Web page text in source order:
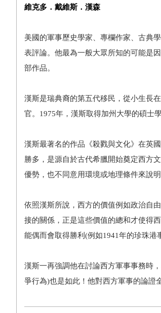
維克多．戴維斯．漢森
美國的軍事歷史學家、專欄作家、古典
表評論。他最為一般大眾所知的可能是因
部作品。
漢斯是瑞典裔的第五代移民，從小生長
官。1975年，漢斯取得加州大學的碩士
漢斯最著名的作品《殺戮與文化》在英
勝多，是源自於古代希臘開始奠定西方
優勢，也不同意用環境或地理條件來說
依照漢斯所說，西方的價值例如政治自
接的關係，正是這些價值的總和才使得
能偶而會取得勝利(例如1941年的珍珠港
漢斯一再強調他在討論西方軍事事務時
爭行為)也是如此！他對西方軍事的論證